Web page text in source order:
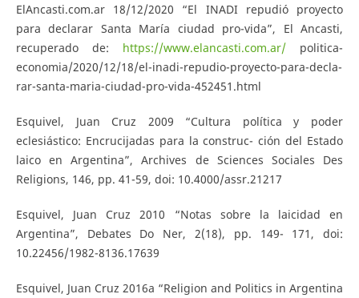
ElAncasti.com.ar 18/12/2020 “El INADI repudió proyecto
para declarar Santa María ciudad pro-vida”, El Ancasti,
recuperado de: https://www.elancasti.com.ar/ politica-
economia/2020/12/18/el-inadi-repudio-proyecto-para-decla-
rar-santa-maria-ciudad-pro-vida-452451.html
Esquivel, Juan Cruz 2009 “Cultura política y poder
eclesiástico: Encrucijadas para la construc- ción del Estado
laico en Argentina”, Archives de Sciences Sociales Des
Religions, 146, pp. 41-59, doi: 10.4000/assr.21217
Esquivel, Juan Cruz 2010 “Notas sobre la laicidad en
Argentina”, Debates Do Ner, 2(18), pp. 149- 171, doi:
10.22456/1982-8136.17639
Esquivel, Juan Cruz 2016a “Religion and Politics in Argentina